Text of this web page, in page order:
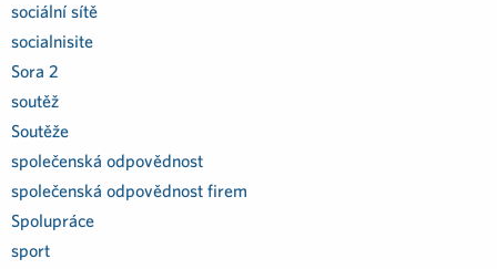
sociální sítě
socialnisite
Sora 2
soutěž
Soutěže
společenská odpovědnost
společenská odpovědnost firem
Spolupráce
sport